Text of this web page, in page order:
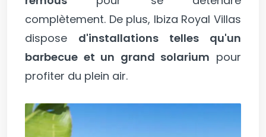
complètement. De plus, Ibiza Royal Villas
dispose d'installations telles qu'un
barbecue et un grand solarium pour
profiter du plein air.